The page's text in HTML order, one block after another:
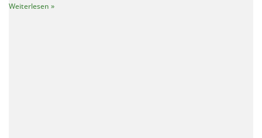
Weiterlesen »